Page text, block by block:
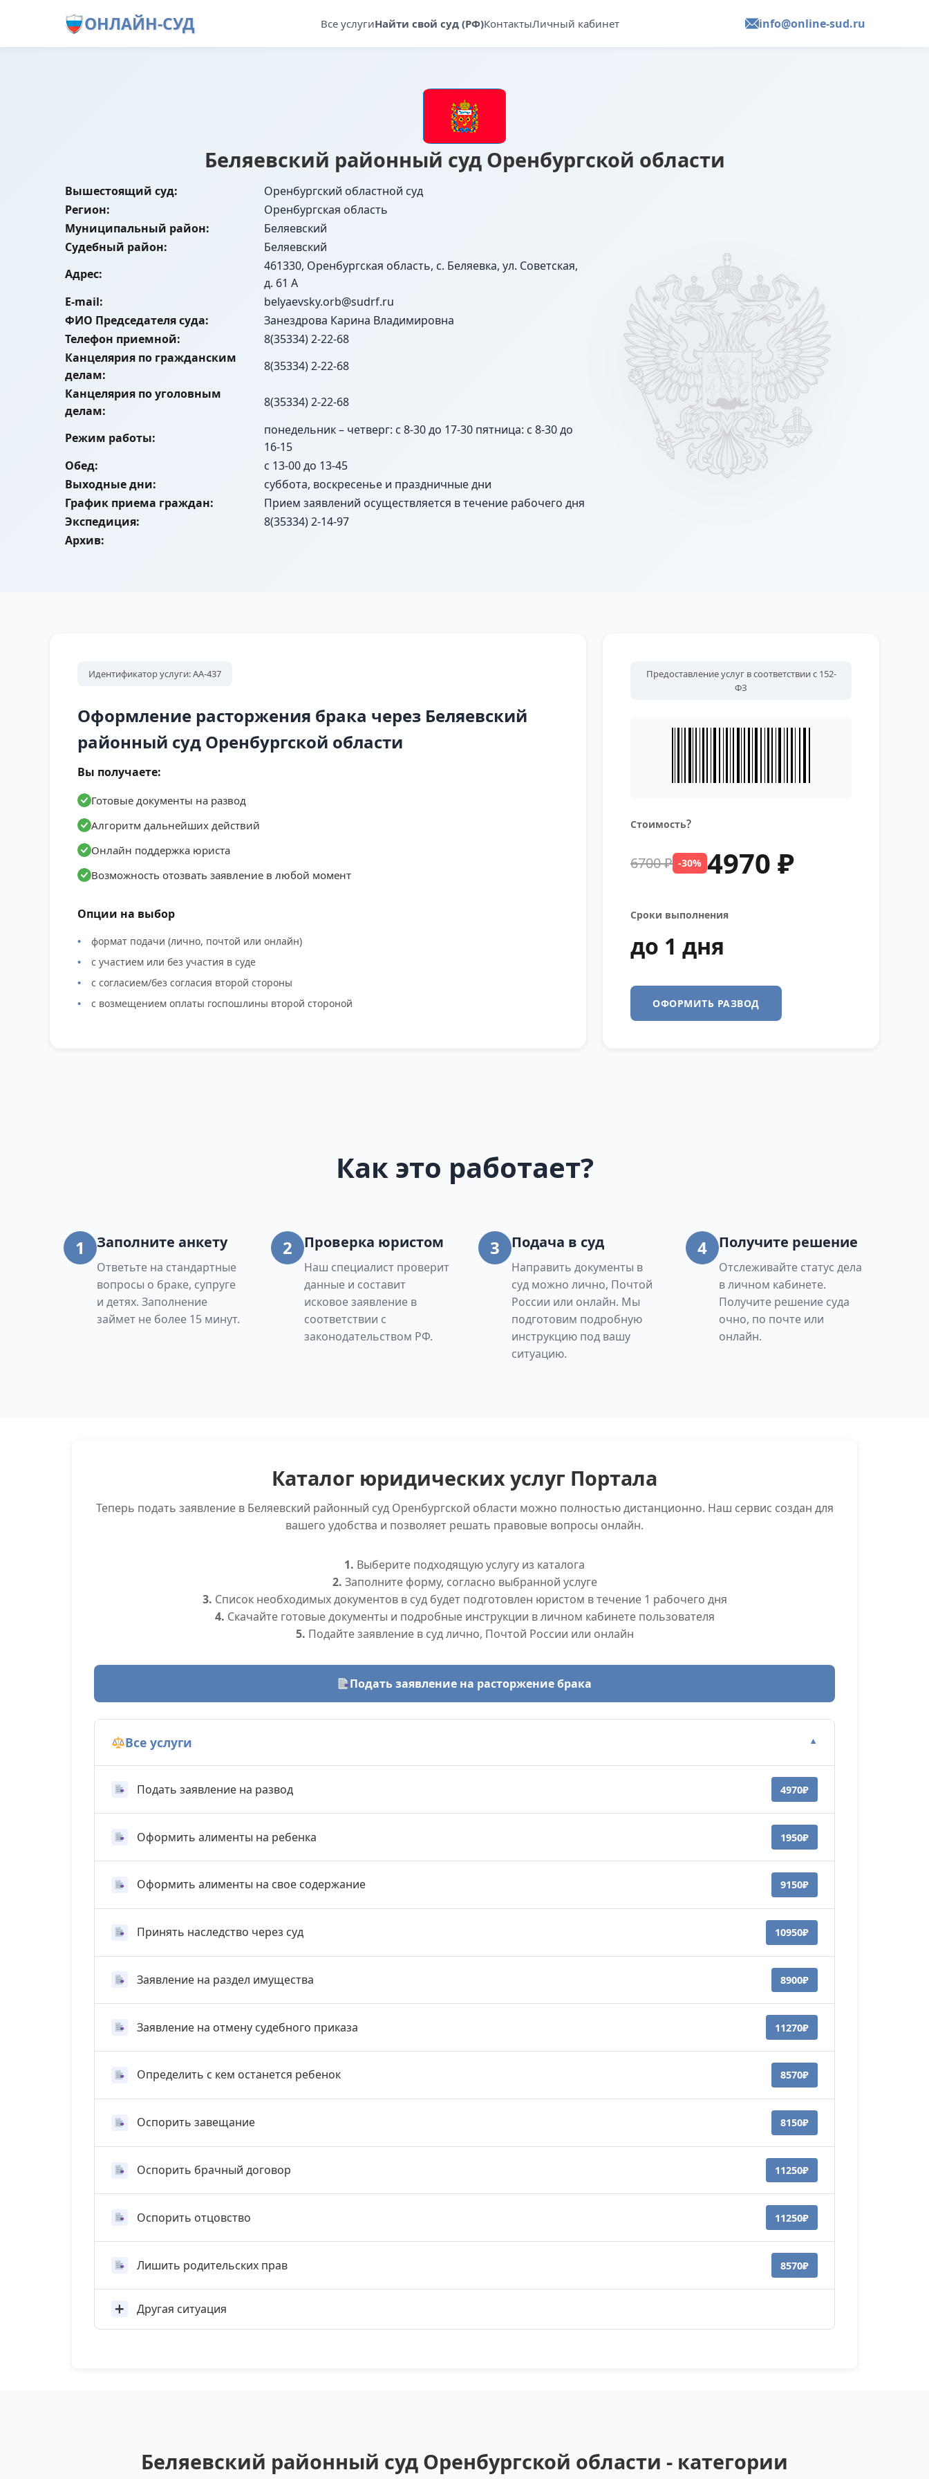
ОНЛАЙН-СУД Все услугиНайти свой суд (РФ)КонтактыЛичный кабинет info@online-sud.ru
Беляевский районный суд Оренбургской области
Вышестоящий суд:
Оренбургский областной суд
Регион:
Оренбургская область
Муниципальный район:
Беляевский
Судебный район:
Беляевский
Адрес:
461330, Оренбургская область, с. Беляевка, ул. Советская,
д. 61 А
E-mail:
belyaevsky.orb@sudrf.ru
ФИО Председателя суда:
Занездрова Карина Владимировна
Телефон приемной:
8(35334) 2-22-68
Канцелярия по гражданским
делам:
8(35334) 2-22-68
Канцелярия по уголовным
делам:
8(35334) 2-22-68
Режим работы:
понедельник – четверг: с 8-30 до 17-30 пятница: с 8-30 до
16-15
Обед:
с 13-00 до 13-45
Выходные дни:
суббота, воскресенье и праздничные дни
График приема граждан:
Прием заявлений осуществляется в течение рабочего дня
Экспедиция:
8(35334) 2-14-97
Архив:
Идентификатор услуги: АА-437
Оформление расторжения брака через Беляевский
районный суд Оренбургской области
Вы получаете:
Готовые документы на развод
Алгоритм дальнейших действий
Онлайн поддержка юриста
Возможность отозвать заявление в любой момент
Опции на выбор
формат подачи (лично, почтой или онлайн)
с участием или без участия в суде
с согласием/без согласия второй стороны
с возмещением оплаты госпошлины второй стороной
Предоставление услуг в соответствии с 152-
ФЗ
Стоимость?
6700 ₽ -30% 4970 ₽
Сроки выполнения
до 1 дня
ОФОРМИТЬ РАЗВОД
Как это работает?
1 Заполните анкету
Ответьте на стандартные
вопросы о браке, супруге
и детях. Заполнение
займет не более 15 минут.
2 Проверка юристом
Наш специалист проверит
данные и составит
исковое заявление в
соответствии с
законодательством РФ.
3 Подача в суд
Направить документы в
суд можно лично, Почтой
России или онлайн. Мы
подготовим подробную
инструкцию под вашу
ситуацию.
4 Получите решение
Отслеживайте статус дела
в личном кабинете.
Получите решение суда
очно, по почте или
онлайн.
Каталог юридических услуг Портала
Теперь подать заявление в Беляевский районный суд Оренбургской области можно полностью дистанционно. Наш сервис создан для
вашего удобства и позволяет решать правовые вопросы онлайн.
1. Выберите подходящую услугу из каталога
2. Заполните форму, согласно выбранной услуге
3. Список необходимых документов в суд будет подготовлен юристом в течение 1 рабочего дня
4. Скачайте готовые документы и подробные инструкции в личном кабинете пользователя
5. Подайте заявление в суд лично, Почтой России или онлайн
Подать заявление на расторжение брака
Все услуги ▼
Подать заявление на развод 4970₽
Оформить алименты на ребенка 1950₽
Оформить алименты на свое содержание 9150₽
Принять наследство через суд 10950₽
Заявление на раздел имущества 8900₽
Заявление на отмену судебного приказа 11270₽
Определить с кем останется ребенок 8570₽
Оспорить завещание 8150₽
Оспорить брачный договор 11250₽
Оспорить отцовство 11250₽
Лишить родительских прав 8570₽
Другая ситуация
Беляевский районный суд Оренбургской области - категории